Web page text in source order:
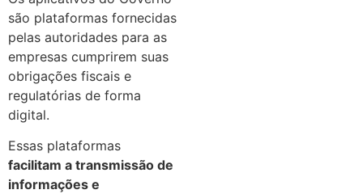
são plataformas fornecidas
pelas autoridades para as
empresas cumprirem suas
obrigações fiscais e
regulatórias de forma
digital.
Essas plataformas
facilitam a transmissão de
informações e